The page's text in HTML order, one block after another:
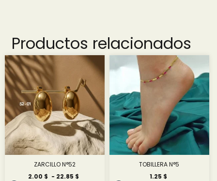
Productos relacionados
ZARCILLO N°52
2.00 $ - 22.85 $
TOBILLERA N°5
1.25 $